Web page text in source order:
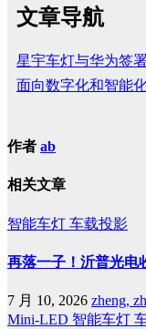
文章导航
星宇车灯与华为签
面向数字化和智能
作者 ab
相关文章
智能车灯 车载投影
再落一子！沂普光电
7 月 10, 2026 zheng,
Mini-LED 智能车灯